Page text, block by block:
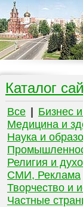
Каталог
Все
Бизнес
Медицина и
Наука и
Религия и
СМИ, Реклама
Творчество и
Частные